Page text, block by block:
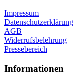
Impressum
Datenschutzerklärung
AGB
Widerrufsbelehrung
Pressebereich
Informationen